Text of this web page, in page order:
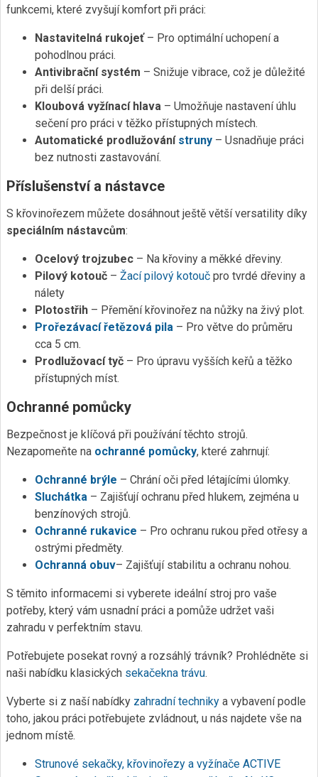
funkcemi, které zvyšují komfort při práci:
Nastavitelná rukojeť– Pro optimální uchopení a
pohodlnou práci.
Antivibrační systém – Snižuje vibrace, což je důležité
při delší práci.
Kloubová vyžínací hlava – Umožňuje nastavení úhlu
sečení pro práci v těžko přístupných místech.
Automatické prodlužování struny – Usnadňuje práci
bez nutnosti zastavování.
Příslušenství a nástavce
S křovinořezem můžete dosáhnout ještě větší versatility díky
speciálním nástavcům:
Ocelový trojzubec – Na křoviny a měkké dřeviny.
Pilový kotouč – Žací pilový kotouč pro tvrdé dřeviny a
nálety
Plotostřih – Přemění křovinořez na nůžky na živý plot.
Prořezávací řetězová pila – Pro větve do průměru
cca 5 cm.
Prodlužovací tyč – Pro úpravu vyšších keřů a těžko
přístupných míst.
Ochranné pomůcky
Bezpečnost je klíčová při používání těchto strojů.
Nezapomeňte na ochranné pomůcky, které zahrnují:
Ochranné brýle – Chrání oči před létajícími úlomky.
Sluchátka – Zajišťují ochranu před hlukem, zejména u
benzínových strojů.
Ochranné rukavice – Pro ochranu rukou před otřesy a
ostrými předměty.
Ochranná obuv– Zajišťují stabilitu a ochranu nohou.
S těmito informacemi si vyberete ideální stroj pro vaše
potřeby, který vám usnadní práci a pomůže udržet vaši
zahradu v perfektním stavu.
Potřebujete posekat rovný a rozsáhlý trávník? Prohlédněte si
naši nabídku klasických sekačekna trávu.
Vyberte si z naší nabídky zahradní techniky a vybavení podle
toho, jakou práci potřebujete zvládnout, u nás najdete vše na
jednom místě.
Strunové sekačky, křovinořezy a vyžínače ACTIVE